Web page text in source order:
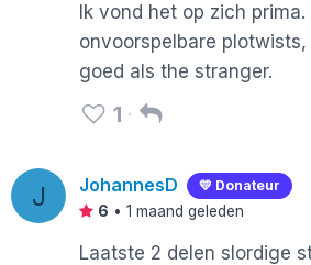
Ik vond het op zich prima.
onvoorspelbare
goed als the stranger.
1
J JohannesD 💛 Donateur
6 • 1 maand geleden
Laatste 2 delen slordige